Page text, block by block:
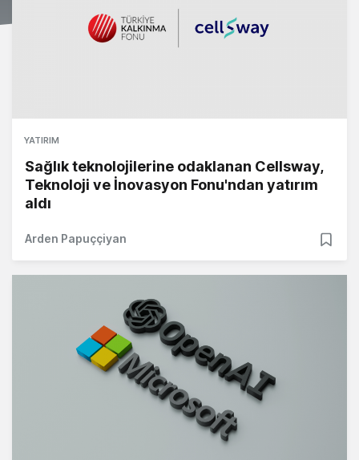
YATIRIM
Sağlık teknolojilerine odaklanan Cellsway,
Teknoloji ve İnovasyon Fonu'ndan yatırım
aldı
Arden Papuççiyan